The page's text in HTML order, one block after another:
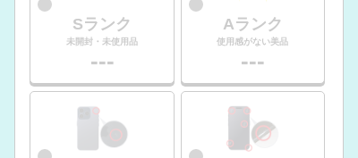
Sランク
未開封・未使用品
---
Aランク
使用感がない美品
---